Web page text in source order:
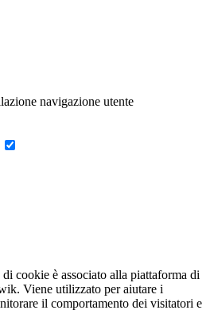
navigazione utente
cookie è associato alla piattaforma di
Viene utilizzato per aiutare i
il comportamento dei visitatori e